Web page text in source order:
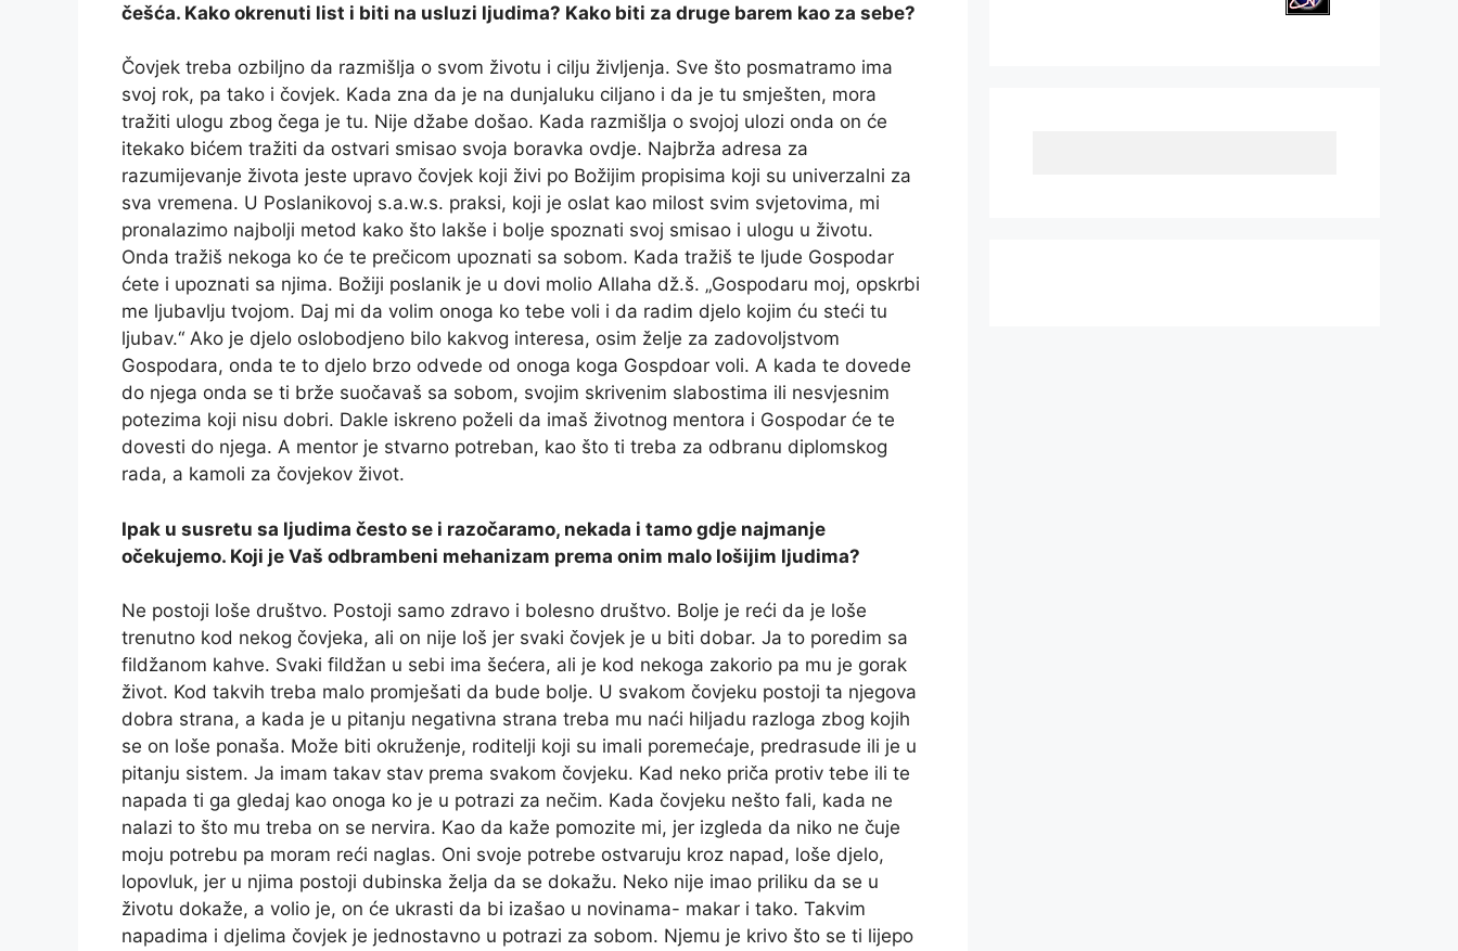
češća. Kako okrenuti list i biti na usluzi ljudima? Kako biti za druge barem kao za sebe?
Čovjek treba ozbiljno da razmišlja o svom životu i cilju življenja. Sve što posmatramo ima
svoj rok, pa tako i čovjek. Kada zna da je na dunjaluku ciljano i da je tu smješten, mora
tražiti ulogu zbog čega je tu. Nije džabe došao. Kada razmišlja o svojoj ulozi onda on će
itekako bićem tražiti da ostvari smisao svoja boravka ovdje. Najbrža adresa za
razumijevanje života jeste upravo čovjek koji živi po Božijim propisima koji su univerzalni za
sva vremena. U Poslanikovoj s.a.w.s. praksi, koji je oslat kao milost svim svjetovima, mi
pronalazimo najbolji metod kako što lakše i bolje spoznati svoj smisao i ulogu u životu.
Onda tražiš nekoga ko će te prečicom upoznati sa sobom. Kada tražiš te ljude Gospodar
ćete i upoznati sa njima. Božiji poslanik je u dovi molio Allaha dž.š. „Gospodaru moj, opskrbi
me ljubavlju tvojom. Daj mi da volim onoga ko tebe voli i da radim djelo kojim ću steći tu
ljubav.“ Ako je djelo oslobodjeno bilo kakvog interesa, osim želje za zadovoljstvom
Gospodara, onda te to djelo brzo odvede od onoga koga Gospdoar voli. A kada te dovede
do njega onda se ti brže suočavaš sa sobom, svojim skrivenim slabostima ili nesvjesnim
potezima koji nisu dobri. Dakle iskreno poželi da imaš životnog mentora i Gospodar će te
dovesti do njega. A mentor je stvarno potreban, kao što ti treba za odbranu diplomskog
rada, a kamoli za čovjekov život.
Ipak u susretu sa ljudima često se i razočaramo, nekada i tamo gdje najmanje
očekujemo. Koji je Vaš odbrambeni mehanizam prema onim malo lošijim ljudima?
Ne postoji loše društvo. Postoji samo zdravo i bolesno društvo. Bolje je reći da je loše
trenutno kod nekog čovjeka, ali on nije loš jer svaki čovjek je u biti dobar. Ja to poredim sa
fildžanom kahve. Svaki fildžan u sebi ima šećera, ali je kod nekoga zakorio pa mu je gorak
život. Kod takvih treba malo promješati da bude bolje. U svakom čovjeku postoji ta njegova
dobra strana, a kada je u pitanju negativna strana treba mu naći hiljadu razloga zbog kojih
se on loše ponaša. Može biti okruženje, roditelji koji su imali poremećaje, predrasude ili je u
pitanju sistem. Ja imam takav stav prema svakom čovjeku. Kad neko priča protiv tebe ili te
napada ti ga gledaj kao onoga ko je u potrazi za nečim. Kada čovjeku nešto fali, kada ne
nalazi to što mu treba on se nervira. Kao da kaže pomozite mi, jer izgleda da niko ne čuje
moju potrebu pa moram reći naglas. Oni svoje potrebe ostvaruju kroz napad, loše djelo,
lopovluk, jer u njima postoji dubinska želja da se dokažu. Neko nije imao priliku da se u
životu dokaže, a volio je, on će ukrasti da bi izašao u novinama- makar i tako. Takvim
napadima i djelima čovjek je jednostavno u potrazi za sobom. Njemu je krivo što se ti lijepo